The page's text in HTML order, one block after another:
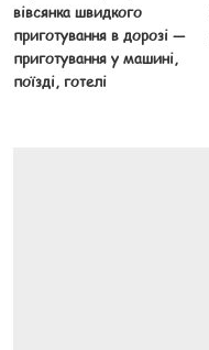
вівсянка швидкого
приготування в дорозі —
приготування у машині,
поїзді, готелі